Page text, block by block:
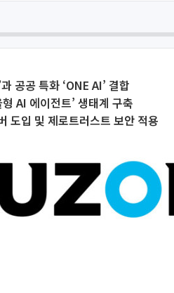
공공 특화 ‘ONE AI’ 결합
AI 에이전트’ 생태계 구축
도입 및 제로트러스트 보안 적용